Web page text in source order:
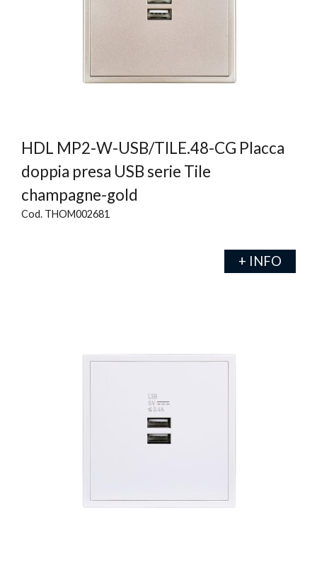
HDL MP2-W-USB/TILE.48-CG Placca
doppia presa USB serie Tile
champagne-gold
Cod. THOM002681
+ INFO